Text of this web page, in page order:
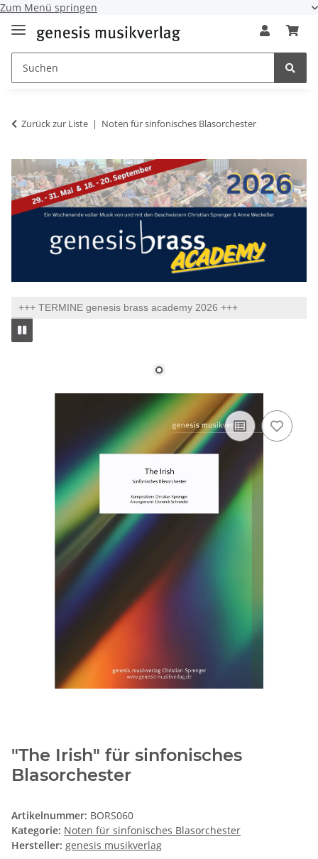
Zum Menü springen
Zurück zur Liste Noten für sinfonisches Blasorchester
+++ TERMINE genesis brass academy 2026 +++
"The Irish" für sinfonisches
Blasorchester
Artikelnummer: BORS060
Kategorie: Noten für sinfonisches Blasorchester
Hersteller: genesis musikverlag